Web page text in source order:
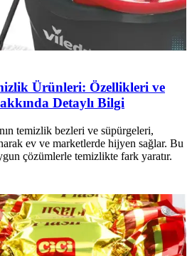
Ürünleri: Özellikleri ve
Detaylı Bilgi
temizlik bezleri ve süpürgeleri,
ev ve marketlerde hijyen sağlar. Bu
çözümlerle temizlikte fark yaratır.